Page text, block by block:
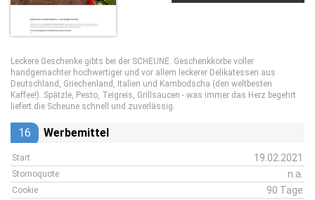
Leckere Geschenke gibts bei der SCHEUNE. Geschenkkörbe voller
handgemachter hochwertiger und vor allem leckerer Delikatessen aus
Deutschland, Griechenland, Italien und Kambodscha (den weltbesten
Kaffee!). Spätzle, Pesto, Teigreis, Grillsaucen - was immer das Herz begehrt
liefert die Scheune schnell und zuverlässig.
16 Werbemittel
Start 19.02.2021
Stornoquote n.a.
Cookie 90 Tage